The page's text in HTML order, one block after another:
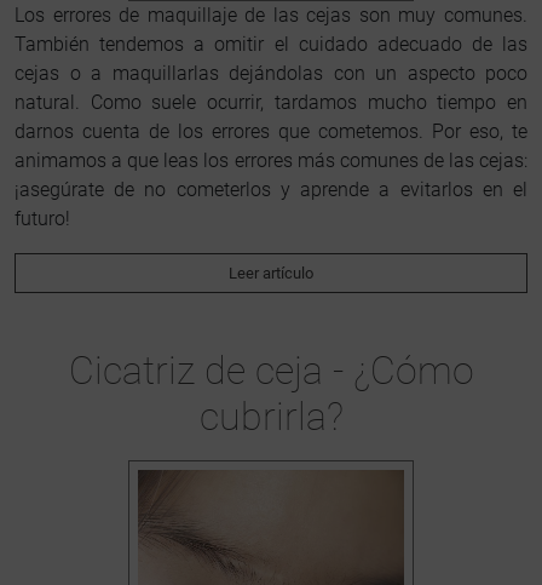
Los errores de maquillaje de las cejas son muy comunes.
También tendemos a omitir el cuidado adecuado de las
cejas o a maquillarlas dejándolas con un aspecto poco
natural. Como suele ocurrir, tardamos mucho tiempo en
darnos cuenta de los errores que cometemos. Por eso, te
animamos a que leas los errores más comunes de las cejas:
¡asegúrate de no cometerlos y aprende a evitarlos en el
futuro!
Leer artículo
Cicatriz de ceja - ¿Cómo
cubrirla?